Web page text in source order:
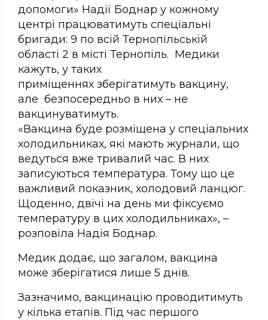
допомоги» Надії Боднар у кожному
центрі працюватимуть спеціальні
бригади: 9 по всій Тернопільській
області 2 в місті Тернопіль. Медики
кажуть, у таких
приміщеннях зберігатимуть вакцину,
але безпосередньо в них – не
вакцинуватимуть.
«Вакцина буде розміщена у спеціальних
холодильниках, які мають журнали, що
ведуться вже тривалий час. В них
записуються температура. Тому що це
важливий показник, холодовий ланцюг.
Щоденно, двічі на день ми фіксуємо
температуру в цих холодильниках», –
розповіла Надія Боднар.
Медик додає, що загалом, вакцина
може зберігатися лише 5 днів.
Зазначимо, вакцинацію проводитимуть
у кілька етапів. Під час першого